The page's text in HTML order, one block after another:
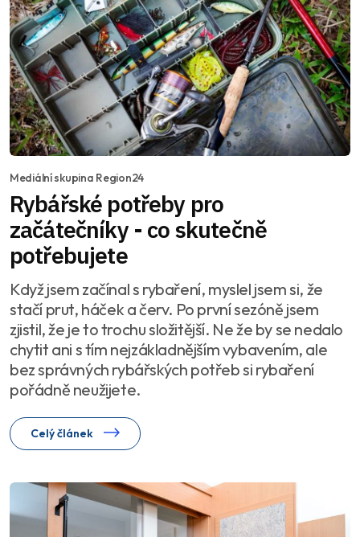
Mediální skupina Region24
Rybářské potřeby pro
začátečníky - co skutečně
potřebujete
Když jsem začínal s rybaření, myslel jsem si, že
stačí prut, háček a červ. Po první sezóně jsem
zjistil, že je to trochu složitější. Ne že by se nedalo
chytit ani s tím nejzákladnějším vybavením, ale
bez správných rybářských potřeb si rybaření
pořádně neužijete.
Celý článek